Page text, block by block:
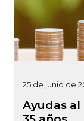
25 de junio de
Ayudas